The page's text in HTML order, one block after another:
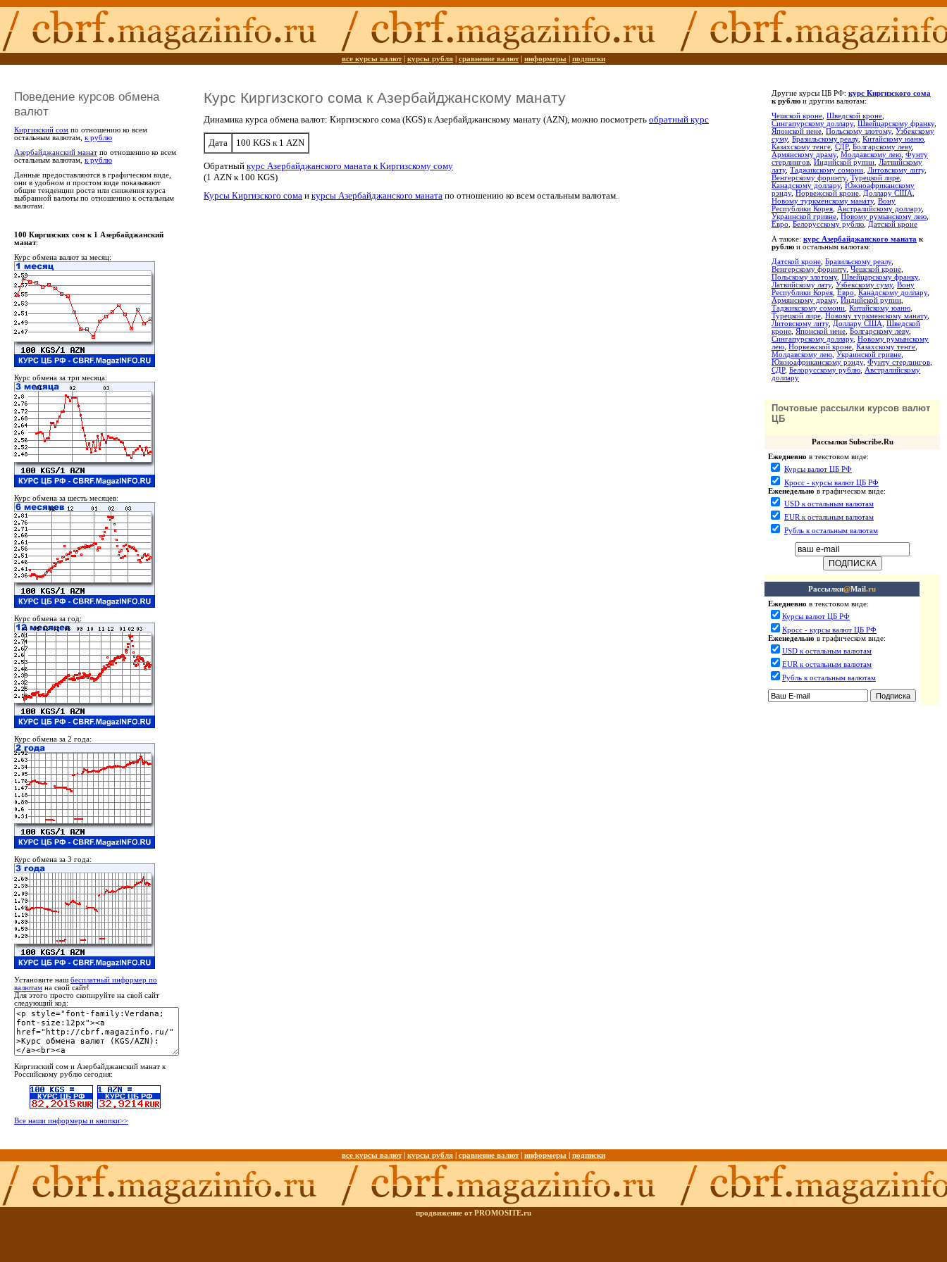
все курсы валют| курсы рубля сравнение валют| информеры подписки
Поведение курсов обмена
валют
Киргизский сом по отношению ко всем
остальным валютам, к рублю
Азербайджанский манат по отношению ко всем
остальным валютам, к рублю
Данные предоставляются в графическом виде,
они в удобном и простом виде показывают
общие тенденции роста или снижения курса
выбранной валюты по отношению к остальным
валютам.
Курс Киргизского сома к Азербайджанскому манату
Динамика курса обмена валют: Киргизского сома (KGS) к Азербайджанскому манату (AZN), можно посмотреть обратный курс
Дата 100 KGS к 1 AZN
Обратный курс Азербайджанского маната к Киргизскому сому
(1 AZN к 100 KGS)
Курсы Киргизского сома и курсы Азербайджанского маната по отношению ко всем остальным валютам.
Другие курсы ЦБ РФ: курс Киргизского сома
к рублю и другим валютам:
Чешской кроне Шведской кроне
Сингапурскому доллару, Швейцарскому франку,
Японской иене Польскому злотому, Узбекскому
суму, Бразильскому реалу, Китайскому юаню
Казахскому тенге СДР, Болгарскому леву,
Армянскому драму, Молдавскому лею Фунту
стерлингов Индийской рупии Латвийскому
лату, Таджикскому сомони Литовскому литу,
Венгерскому форинту, Турецкой лире
Канадскому доллару, Южноафриканскому
рэнду, Норвежской кроне Доллару США
Новому туркменскому манату, Вону
Республики Корея
Австралийскому доллару,
Украинской гривне Новому румынскому лею
Евро
Белорусскому рублю
Датской кроне
А также: курс Азербайджанского маната к
рублю и остальным валютам:
Датской кроне Бразильскому реалу,
Венгерскому форинту, Чешской кроне
Польскому злотому, Швейцарскому франку,
Латвийскому лату, Узбекскому суму, Вону
Республики Корея Евро Канадскому доллару,
Армянскому драму, Индийской рупии
Таджикскому сомони Китайскому юаню
Турецкой лире Новому туркменскому манату,
Литовскому литу, Доллару США
Шведской
кроне
Японской иене Болгарскому леву,
Сингапурскому доллару, Новому румынскому
лею Норвежской кроне Казахскому тенге
Молдавскому лею Украинской гривне
Южноафриканскому рэнду, Фунту стерлингов
СДР, Белорусскому рублю
Австралийскому
доллару
Почтовые рассылки курсов валют
ЦБ
Рассылки Subscribe.Ru
Ежедневно в текстовом виде:
Курсы валют ЦБ РФ
Кросс - курсы валют ЦБ РФ
Еженедельно в графическом виде:
USD к остальным валютам
EUR к остальным валютам
Рубль к остальным валютам
Рассылки@Mail.ru
Ежедневно в текстовом виде:
Курсы валют ЦБ РФ
Кросс - курсы валют ЦБ РФ
Еженедельно в графическом виде:
USD к остальным валютам
EUR к остальным валютам
Рубль к остальным валютам
100 Киргизских сом к 1 Азербайджанский
манат:
Курс обмена валют за месяц:
Курс обмена за три месяца:
Курс обмена за шесть месяцев:
Курс обмена за год:
Курс обмена за 2 года:
Курс обмена за 3 года:
Установите наш бесплатный информер по
валютам на свой сайт!
Для этого просто скопируйте на свой сайт
следующий код:
Киргизский сом и Азербайджанский манат к
Российскому рублю сегодня:
Все наши информеры и кнопки>>
все курсы валют| курсы рубля сравнение валют| информеры подписки
продвижение от PROMOSITE.ru